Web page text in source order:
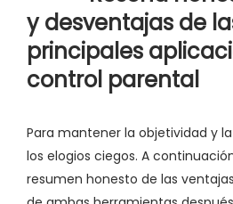
y desventajas de
principales
control parental
Para mantener la objetividad y
los elogios ciegos. A
resumen honesto de las